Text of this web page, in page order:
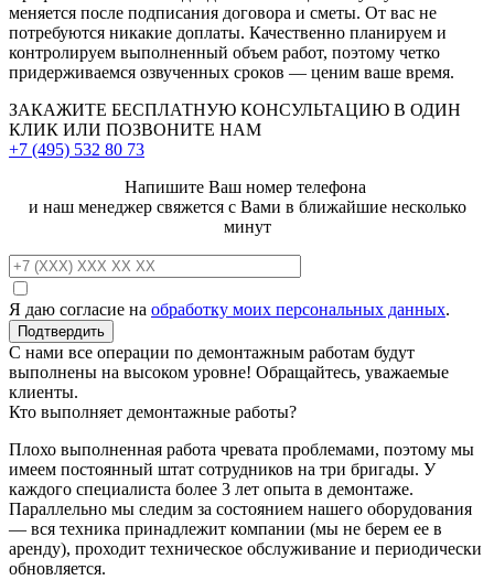
меняется после подписания договора и сметы. От вас не
потребуются никакие доплаты. Качественно планируем и
контролируем выполненный объем работ, поэтому четко
придерживаемся озвученных сроков — ценим ваше время.
ЗАКАЖИТЕ БЕСПЛАТНУЮ КОНСУЛЬТАЦИЮ В ОДИН
КЛИК ИЛИ ПОЗВОНИТЕ НАМ
+7 (495) 532 80 73
Напишите Ваш номер телефона
и наш менеджер свяжется с Вами в ближайшие несколько
минут
Я даю согласие на обработку моих персональных данных.
С нами все операции по демонтажным работам будут
выполнены на высоком уровне! Обращайтесь, уважаемые
клиенты.
Кто выполняет демонтажные работы?
Плохо выполненная работа чревата проблемами, поэтому мы
имеем постоянный штат сотрудников на три бригады. У
каждого специалиста более 3 лет опыта в демонтаже.
Параллельно мы следим за состоянием нашего оборудования
— вся техника принадлежит компании (мы не берем ее в
аренду), проходит техническое обслуживание и периодически
обновляется.